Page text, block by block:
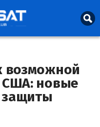
возможной
США: новые
защиты